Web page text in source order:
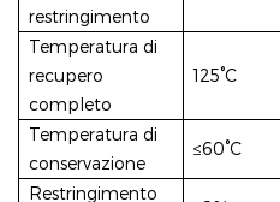
restringimento
Temperatura di
recupero
completo
125°C
Temperatura di
conservazione
≤60°C
Restringimento